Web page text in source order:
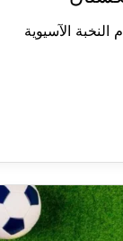
الآسيوية